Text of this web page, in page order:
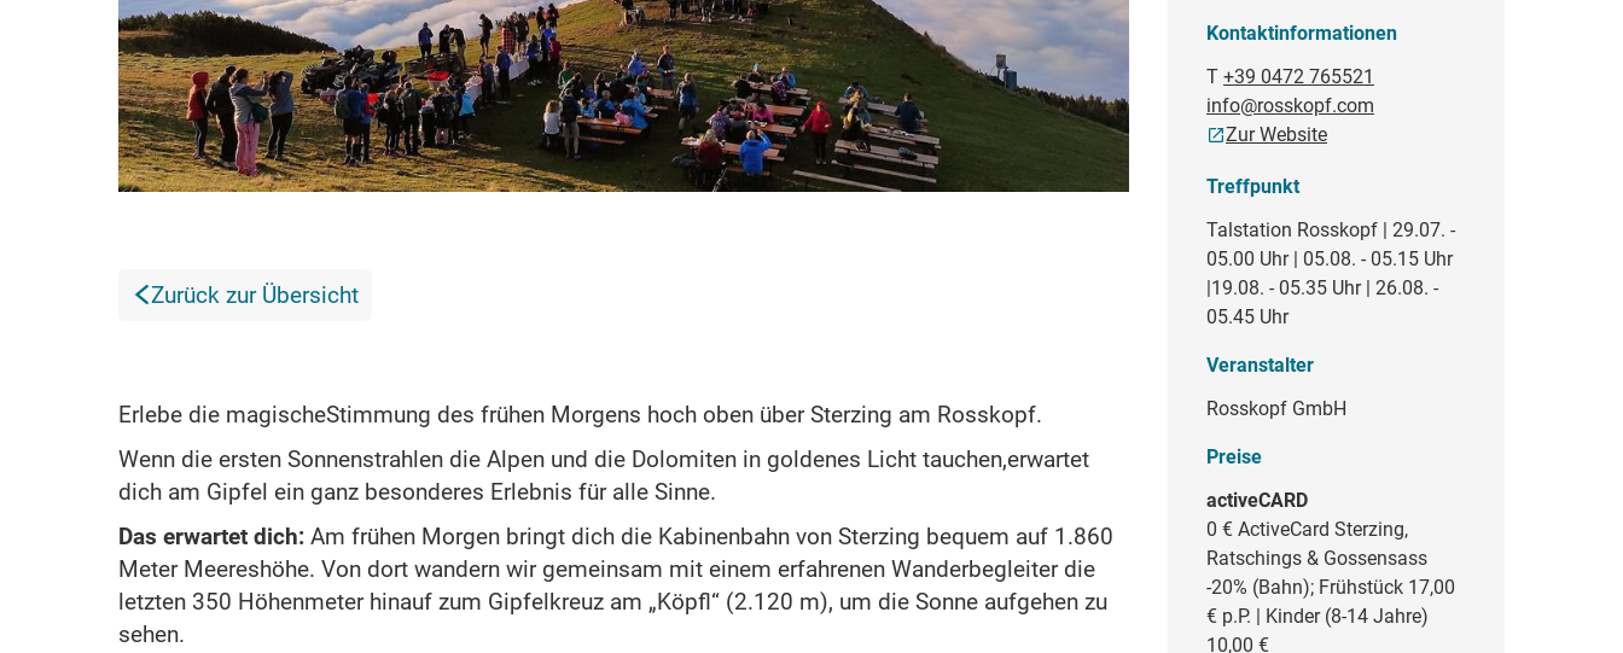
Zurück zur Übersicht
Erlebe die magischeStimmung des frühen Morgens hoch oben über Sterzing am Rosskopf.
Wenn die ersten Sonnenstrahlen die Alpen und die Dolomiten in goldenes Licht tauchen,erwartet
dich am Gipfel ein ganz besonderes Erlebnis für alle Sinne.
Das erwartet dich: Am frühen Morgen bringt dich die Kabinenbahn von Sterzing bequem auf 1.860
Meter Meereshöhe. Von dort wandern wir gemeinsam mit einem erfahrenen Wanderbegleiter die
letzten 350 Höhenmeter hinauf zum Gipfelkreuz am „Köpfl“ (2.120 m), um die Sonne aufgehen zu
sehen.
Kontaktinformationen
T +39 0472 765521
info@rosskopf.com
Zur Website
Treffpunkt
Talstation Rosskopf | 29.07. -
05.00 Uhr | 05.08. - 05.15 Uhr
|19.08. - 05.35 Uhr | 26.08. -
05.45 Uhr
Veranstalter
Rosskopf GmbH
Preise
activeCARD
0 € ActiveCard Sterzing,
Ratschings & Gossensass
-20% (Bahn); Frühstück 17,00
€ p.P. | Kinder (8-14 Jahre)
10,00 €